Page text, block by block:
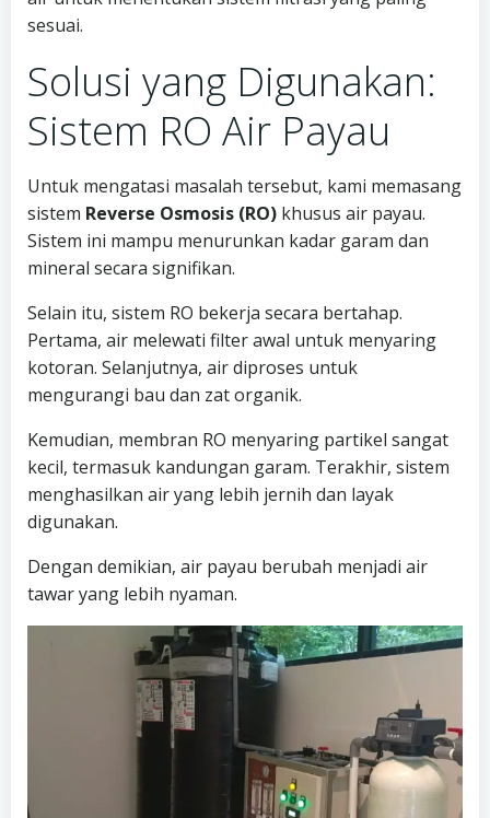
sesuai.
Solusi yang Digunakan:
Sistem RO Air Payau
Untuk mengatasi masalah tersebut, kami memasang
sistem Reverse Osmosis (RO) khusus air payau.
Sistem ini mampu menurunkan kadar garam dan
mineral secara signifikan.
Selain itu, sistem RO bekerja secara bertahap.
Pertama, air melewati filter awal untuk menyaring
kotoran. Selanjutnya, air diproses untuk
mengurangi bau dan zat organik.
Kemudian, membran RO menyaring partikel sangat
kecil, termasuk kandungan garam. Terakhir, sistem
menghasilkan air yang lebih jernih dan layak
digunakan.
Dengan demikian, air payau berubah menjadi air
tawar yang lebih nyaman.